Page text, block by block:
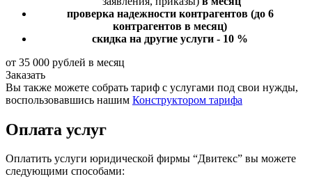
проверка надежности контрагентов (до 6
контрагентов в месяц)
скидка на другие услуги - 10 %
от 35 000 рублей в месяц
Заказать
Вы также можете собрать тариф с услугами под свои нужды,
воспользовавшись нашим Конструктором тарифа
Оплата услуг
Оплатить услуги юридической фирмы “Двитекс” вы можете
следующими способами: